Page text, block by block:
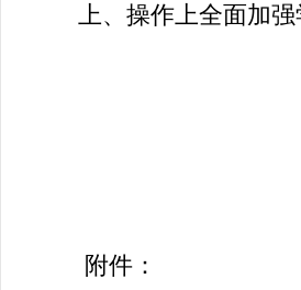
上、操作上全面加
附件：